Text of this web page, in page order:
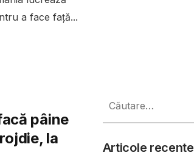
a face față...
pâine
la
după:
Articole recente